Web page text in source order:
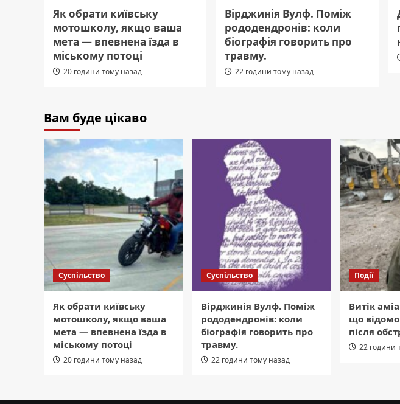
Як обрати київську
мотошколу, якщо ваша
мета — впевнена їзда в
міському потоці
20 години тому назад
Вірджинія Вулф. Поміж
рододендронів: коли
біографія говорить про
травму.
22 години тому назад
Вам буде цікаво
Суспільство
Як обрати київську
мотошколу, якщо ваша
мета — впевнена їзда в
міському потоці
20 години тому назад
Суспільство
Вірджинія Вулф. Поміж
рододендронів: коли
біографія говорить про
травму.
22 години тому назад
Події
Витік
що
після
22 години